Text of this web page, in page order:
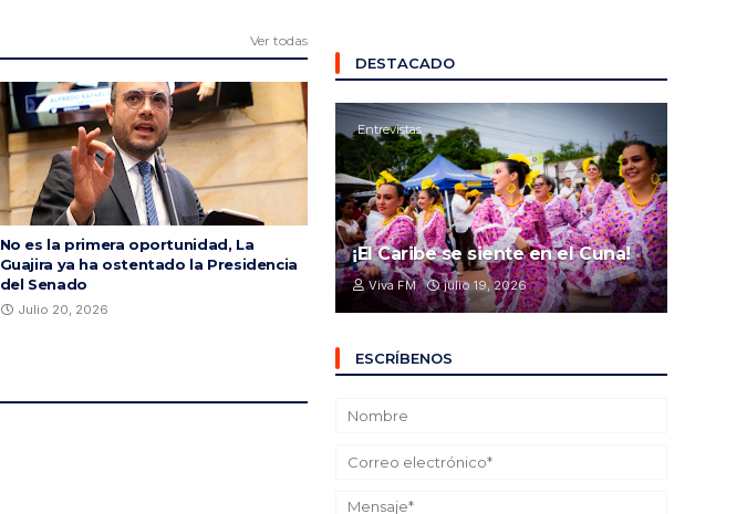
Ver todas
No es la primera oportunidad, La
Guajira ya ha ostentado la Presidencia
del Senado
Julio 20, 2026
DESTACADO
Entrevistas
¡El Caribe se siente en el Cuna!
Viva FM julio 19, 2026
ESCRÍBENOS